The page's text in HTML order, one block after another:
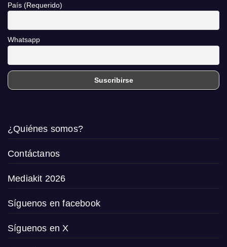
País (Requerido)
Whatsapp
¿Quiénes somos?
Contáctanos
Mediakit 2026
Síguenos en facebook
Síguenos en X